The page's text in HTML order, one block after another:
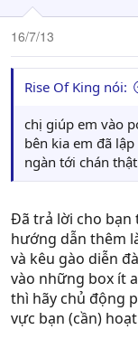
16/7/13
Rise Of King nói:
chị giúp em vào
bên kia em đã
ngàn tới chán thật
Đã trả lời cho bạn
hướng dẫn thêm
và kêu gào diễn
vào những box ít
thì hãy chủ động
vực bạn (cần)